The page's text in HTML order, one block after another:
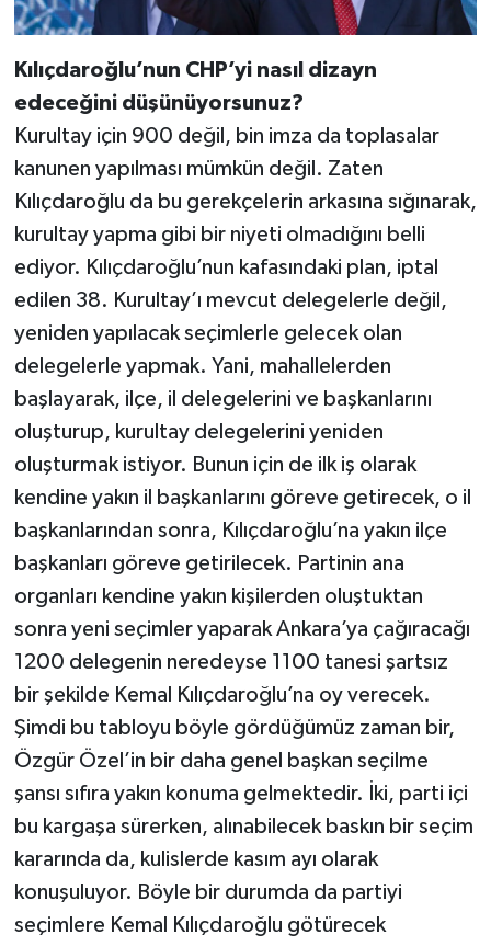
Kılıçdaroğlu’nun CHP’yi nasıl dizayn
edeceğini düşünüyorsunuz?
Kurultay için 900 değil, bin imza da toplasalar
kanunen yapılması mümkün değil. Zaten
Kılıçdaroğlu da bu gerekçelerin arkasına sığınarak,
kurultay yapma gibi bir niyeti olmadığını belli
ediyor. Kılıçdaroğlu’nun kafasındaki plan, iptal
edilen 38. Kurultay’ı mevcut delegelerle değil,
yeniden yapılacak seçimlerle gelecek olan
delegelerle yapmak. Yani, mahallelerden
başlayarak, ilçe, il delegelerini ve başkanlarını
oluşturup, kurultay delegelerini yeniden
oluşturmak istiyor. Bunun için de ilk iş olarak
kendine yakın il başkanlarını göreve getirecek, o il
başkanlarından sonra, Kılıçdaroğlu’na yakın ilçe
başkanları göreve getirilecek. Partinin ana
organları kendine yakın kişilerden oluştuktan
sonra yeni seçimler yaparak Ankara’ya çağıracağı
1200 delegenin neredeyse 1100 tanesi şartsız
bir şekilde Kemal Kılıçdaroğlu’na oy verecek.
Şimdi bu tabloyu böyle gördüğümüz zaman bir,
Özgür Özel’in bir daha genel başkan seçilme
şansı sıfıra yakın konuma gelmektedir. İki, parti içi
bu kargaşa sürerken, alınabilecek baskın bir seçim
kararında da, kulislerde kasım ayı olarak
konuşuluyor. Böyle bir durumda da partiyi
seçimlere Kemal Kılıçdaroğlu götürecek